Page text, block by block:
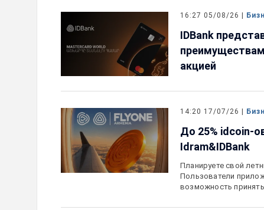
16:27 05/08/26 |
IDBank
акцией
14:20 17/07/26 |
До 25% idcoin-
Idram&IDBank
Планируете свой
Пользователи
возможность